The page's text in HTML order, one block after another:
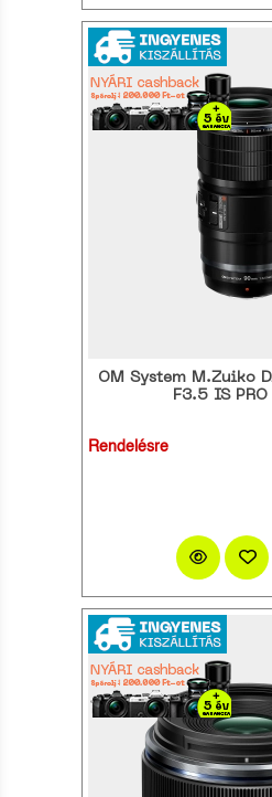
OM System M.Zuiko
F3.5 IS
Rendelésre